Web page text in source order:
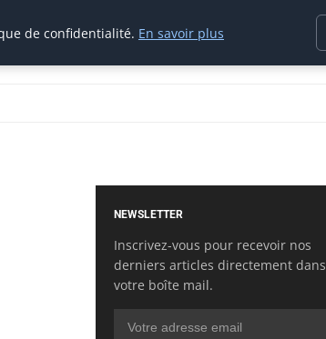
NEWSLETTER
Inscrivez-vous pour recevoir nos
derniers articles directement dans
votre boîte mail.
de confidentialité. En savoir plus